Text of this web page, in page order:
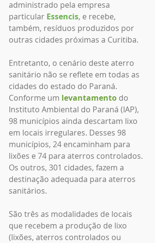
administrado pela empresa
particular Essencis, e recebe,
também, resíduos produzidos por
outras cidades próximas a Curitiba.
Entretanto, o cenário deste aterro
sanitário não se reflete em todas as
cidades do estado do Paraná.
Conforme um levantamento do
Instituto Ambiental do Paraná (IAP),
98 municípios ainda descartam lixo
em locais irregulares. Desses 98
municípios, 24 encaminham para
lixões e 74 para aterros controlados.
Os outros, 301 cidades, fazem a
destinação adequada para aterros
sanitários.
São três as modalidades de locais
que recebem a produção de lixo
(lixões, aterros controlados ou